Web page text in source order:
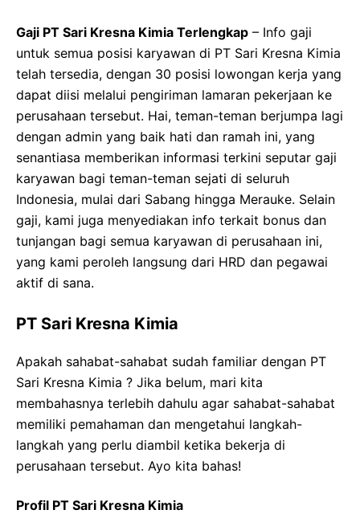
Gaji PT Sari Kresna Kimia Terlengkap – Info gaji
untuk semua posisi karyawan di PT Sari Kresna Kimia
telah tersedia, dengan 30 posisi lowongan kerja yang
dapat diisi melalui pengiriman lamaran pekerjaan ke
perusahaan tersebut. Hai, teman-teman berjumpa lagi
dengan admin yang baik hati dan ramah ini, yang
senantiasa memberikan informasi terkini seputar gaji
karyawan bagi teman-teman sejati di seluruh
Indonesia, mulai dari Sabang hingga Merauke. Selain
gaji, kami juga menyediakan info terkait bonus dan
tunjangan bagi semua karyawan di perusahaan ini,
yang kami peroleh langsung dari HRD dan pegawai
aktif di sana.
PT Sari Kresna Kimia
Apakah sahabat-sahabat sudah familiar dengan PT
Sari Kresna Kimia ? Jika belum, mari kita
membahasnya terlebih dahulu agar sahabat-sahabat
memiliki pemahaman dan mengetahui langkah-
langkah yang perlu diambil ketika bekerja di
perusahaan tersebut. Ayo kita bahas!
Profil PT Sari Kresna Kimia